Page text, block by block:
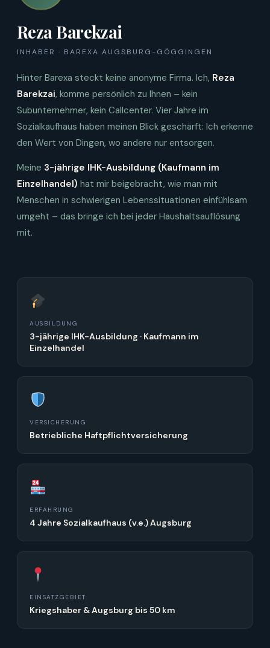
Reza Barekzai
INHABER · BAREXA AUGSBURG-GÖGGINGEN
Hinter Barexa steckt keine anonyme Firma. Ich, Reza
Barekzai, komme persönlich zu Ihnen – kein
Subunternehmer, kein Callcenter. Vier Jahre im
Sozialkaufhaus haben meinen Blick geschärft: Ich erkenne
den Wert von Dingen, wo andere nur entsorgen.
Meine 3-jährige IHK-Ausbildung (Kaufmann im
Einzelhandel) hat mir beigebracht, wie man mit
Menschen in schwierigen Lebenssituationen einfühlsam
umgeht – das bringe ich bei jeder Haushaltsauflösung
mit.
AUSBILDUNG
3-jährige IHK-Ausbildung · Kaufmann im
Einzelhandel
VERSICHERUNG
Betriebliche Haftpflichtversicherung
ERFAHRUNG
4 Jahre Sozialkaufhaus (v.e.) Augsburg
EINSATZGEBIET
Kriegshaber & Augsburg bis 50 km